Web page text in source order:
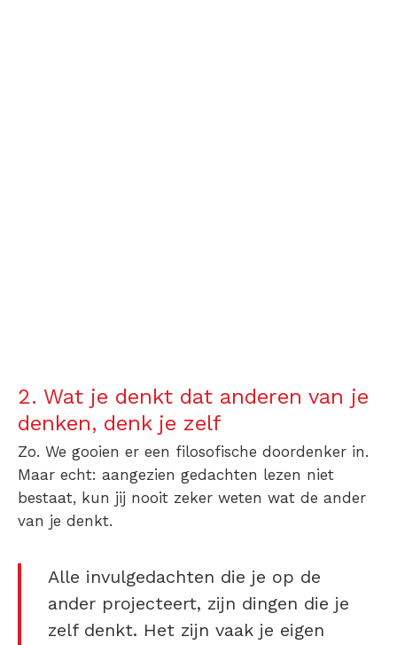
2. Wat je denkt dat anderen van je
denken, denk je zelf
Zo. We gooien er een filosofische doordenker in.
Maar echt: aangezien gedachten lezen niet
bestaat, kun jij nooit zeker weten wat de ander
van je denkt.
Alle invulgedachten die je op de
ander projecteert, zijn dingen die je
zelf denkt. Het zijn vaak je eigen